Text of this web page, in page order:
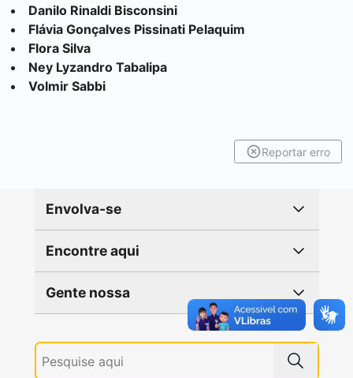
Danilo Rinaldi Bisconsini
Flávia Gonçalves Pissinati Pelaquim
Flora Silva
Ney Lyzandro Tabalipa
Volmir Sabbi
Reportar erro
Envolva-se
Encontre aqui
Gente nossa